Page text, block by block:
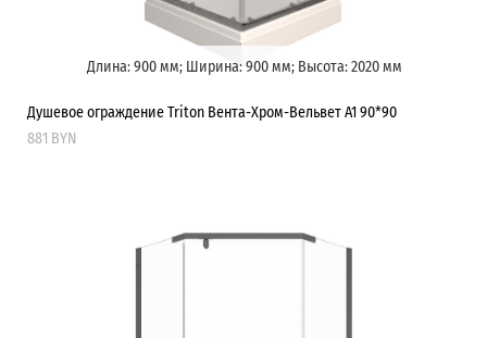
Длина: 900 мм; Ширина: 900 мм; Высота: 2020 мм
Душевое ограждение Triton Вента-Хром-Вельвет А1 90*90
881 BYN